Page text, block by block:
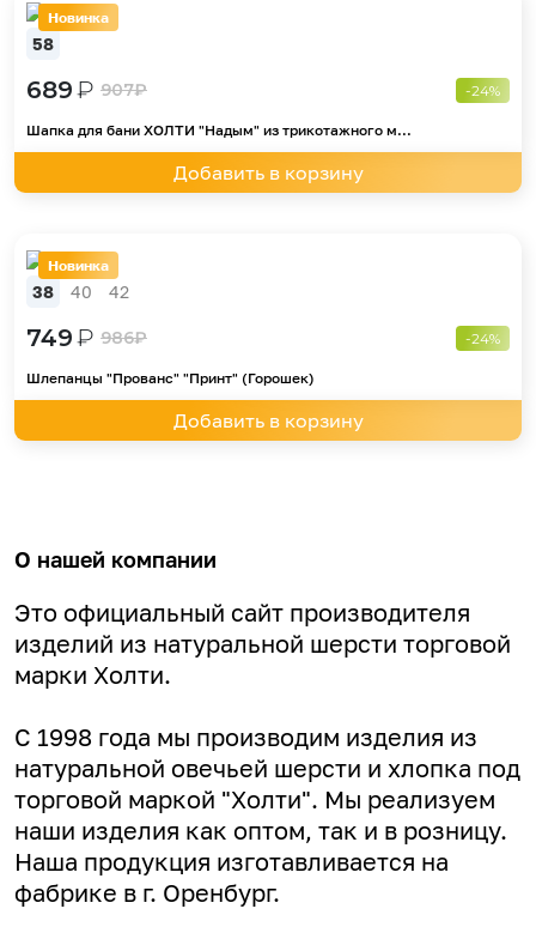
Новинка
58
689₽ 907₽ -24%
Шапка для бани ХОЛТИ "Надым" из трикотажного м...
Добавить в корзину
Новинка
38 40 42
749₽ 986₽ -24%
Шлепанцы "Прованс" "Принт" (Горошек)
Добавить в корзину
О нашей компании
Это официальный сайт производителя
изделий из натуральной шерсти торговой
марки Холти.
С 1998 года мы производим изделия из
натуральной овечьей шерсти и хлопка под
торговой маркой "Холти". Мы реализуем
наши изделия как оптом, так и в розницу.
Наша продукция изготавливается на
фабрике в г. Оренбург.